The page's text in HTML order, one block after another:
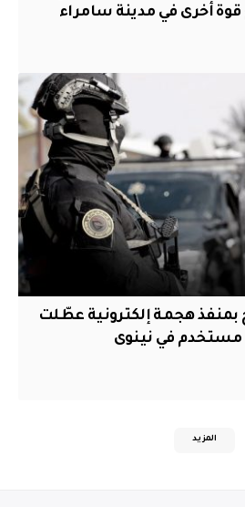
أخرى في مدينة سامراء
بمنفذ هجمة إلكترونية عطّلت
المزيد